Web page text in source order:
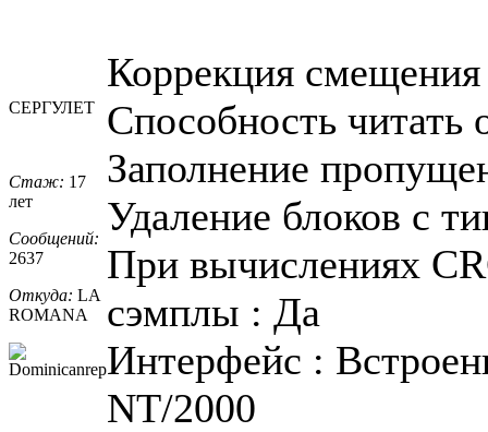
СЕРГУЛЕТ
Стаж: 17
лет
Сообщений:
2637
Откуда: LA
ROMANA
Коррекция
Способность
Заполнение
Удаление блоков с
При вычислениях
сэмплы : Да
Интерфейс :
NT/2000